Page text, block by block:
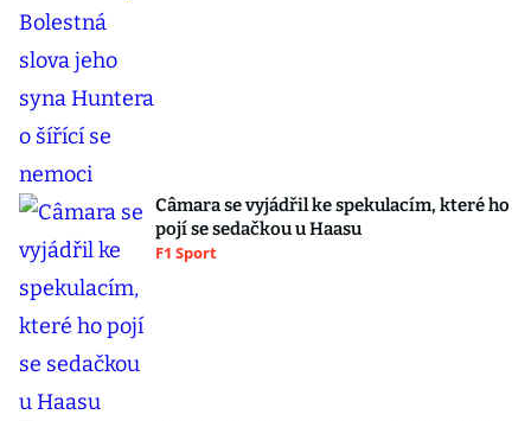
Câmara se vyjádřil ke spekulacím, které ho
pojí se sedačkou u Haasu
F1 Sport